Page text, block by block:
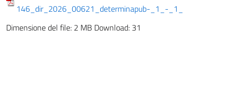
146_dir_2026_00621_determinapub-_1_-_1_
Dimensione del file: 2 MB Download: 31